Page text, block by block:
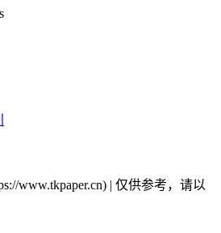
www.tkpaper.cn) | 仅供参考，请以